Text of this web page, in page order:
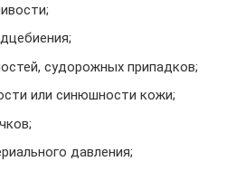
судорожных припадков;
или синюшности кожи;
давления;